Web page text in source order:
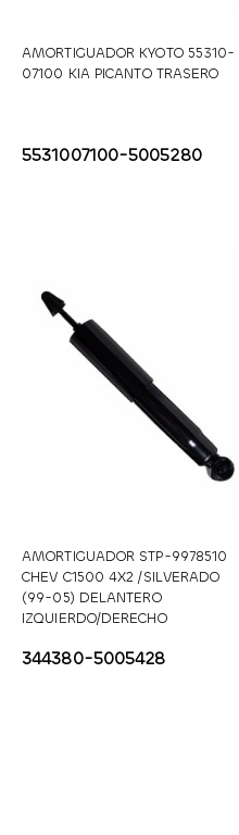
AMORTIGUADOR KYOTO 55310-
07100 KIA PICANTO TRASERO
5531007100-5005280
AMORTIGUADOR STP-9978510
CHEV C1500 4X2 /SILVERADO
(99-05) DELANTERO
IZQUIERDO/DERECHO
344380-5005428